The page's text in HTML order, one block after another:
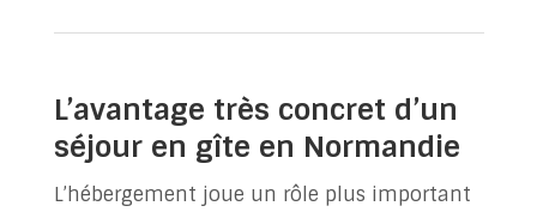
L’avantage très concret d’un
séjour en gîte en Normandie
L’hébergement joue un rôle plus important